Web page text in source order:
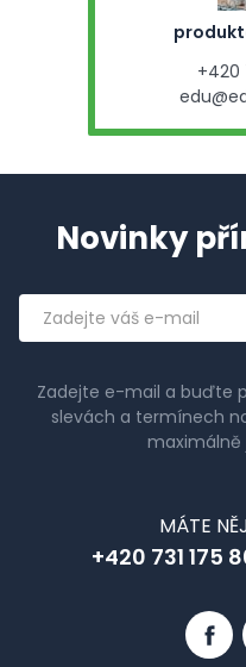
+420
Novinky
Emailová
adresa
Zadejte e-mail a buďte
slevách a termínech
maximálně
MÁTE
+420 731 175